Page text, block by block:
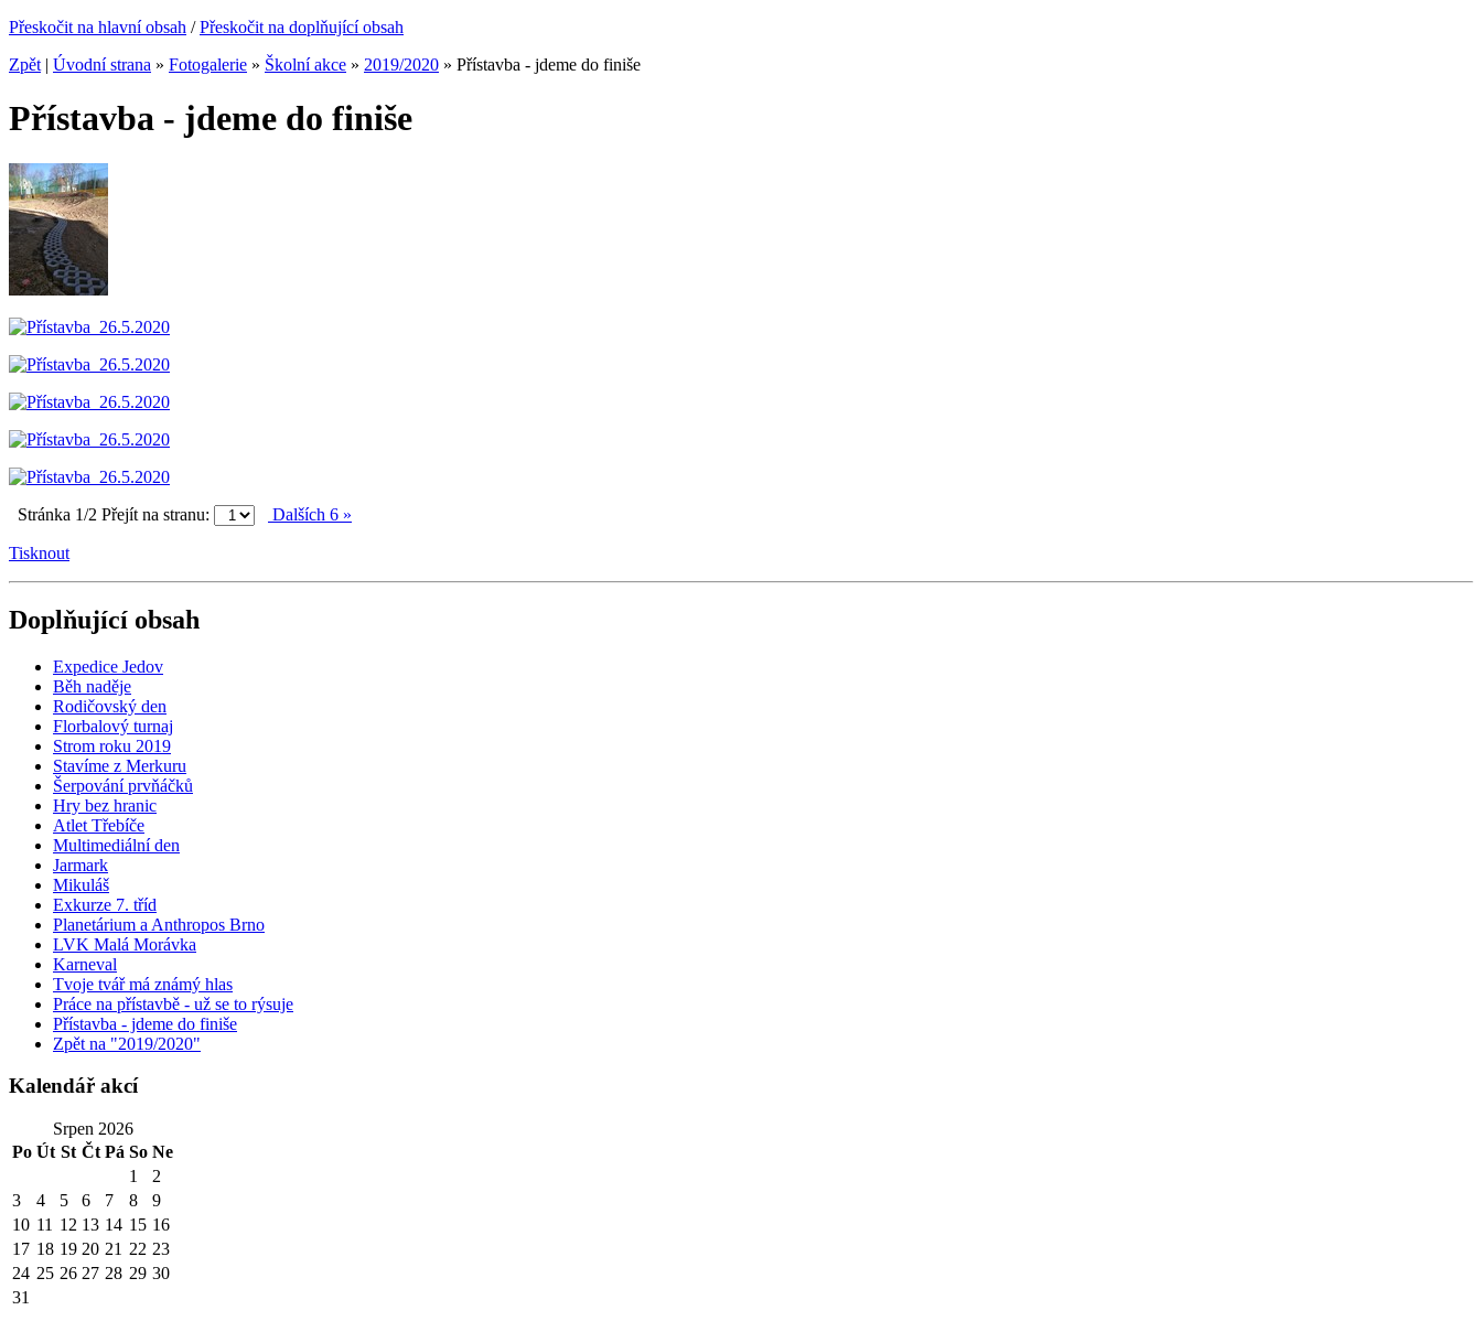
Přeskočit na hlavní obsah /Přeskočit na doplňující obsah
Zpět | Úvodní strana » Fotogalerie » Školní akce » 2019/2020 » Přístavba - jdeme do finiše
Přístavba - jdeme do finiše
Stránka 1/2 Přejít na stranu: Dalších 6 »
Tisknout
Doplňující obsah
Expedice Jedov
Běh naděje
Rodičovský den
Florbalový turnaj
Strom roku 2019
Stavíme z Merkuru
Šerpování prvňáčků
Hry bez hranic
Atlet Třebíče
Multimediální den
Jarmark
Mikuláš
Exkurze 7. tříd
Planetárium a Anthropos Brno
LVK Malá Morávka
Karneval
Tvoje tvář má známý hlas
Práce na přístavbě - už se to rýsuje
Přístavba - jdeme do finiše
Zpět na "2019/2020"
Kalendář akcí
Srpen 2026
Po Út St Čt Pá So Ne
1
2
3
4 5 6 7 8
9
10 11 12 13 14 15 16
17 18 19 20 21 22 23
24 25 26 27 28 29 30
31